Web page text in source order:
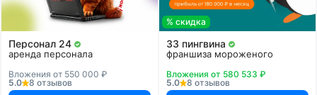
Персонал 24
аренда персонала
Вложения от 550 000 ₽
5.0
8 отзывов
% скидка
33 пингвина
франшиза мороженого
Вложения от 580 533 ₽
5.0
8 отзывов